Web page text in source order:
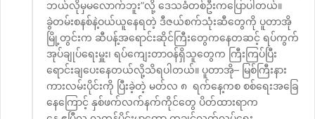
ဘယ်လိုမှမလောက်ဘူး”လို့ ဒေသခံတစ်ဦးကပြောပါတယ်။
ခွဲတမ်းစနစ်နဲ့ဝယ်ယူနေရတဲ့ ဒီဇယ်စက်သုံးဆီတွေကို ပူတာအို
မြို့တွင်းက ဆီပန့်အရောင်းဆိုင်ကြီးတွေကနေတဆင့် ရပ်ကွက်
အုပ်ချုပ်ရေးမှူး၊ ရပ်ကျေးတာဝန်ရှိသူတွေက ကြီးကြပ်ပြီး
ရောင်းချပေးနေတယ်လို့သိရပါတယ်။ ပူတာအို– မြစ်ကြီးနား
ကားလမ်းပိုင်းကို ပြီးခဲ့တဲ့ မတ်လ ၈ ရက်နေ့ကစ စစ်ရေးအခြေ
နေကြောင့် နှစ်ဖက်လက်နက်ကိုင်တွေ ပိတ်ထားရာက